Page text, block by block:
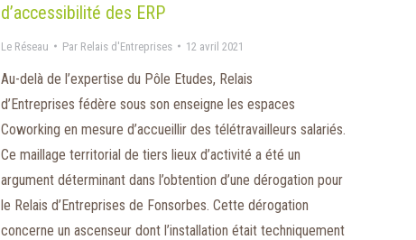
d’accessibilité des ERP
Le Réseau Par Relais d'Entreprises 12 avril 2021
Au-delà de l’expertise du Pôle Etudes, Relais
d’Entreprises fédère sous son enseigne les espaces
Coworking en mesure d’accueillir des télétravailleurs salariés.
Ce maillage territorial de tiers lieux d’activité a été un
argument déterminant dans l’obtention d’une dérogation pour
le Relais d’Entreprises de Fonsorbes. Cette dérogation
concerne un ascenseur dont l’installation était techniquement